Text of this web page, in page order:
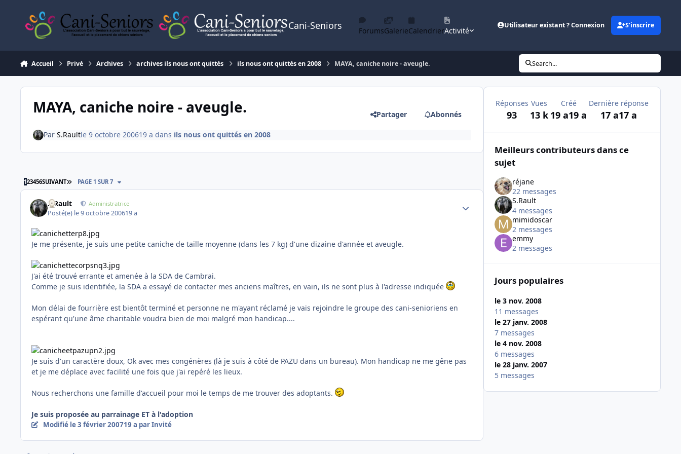
Cani-Seniors ForumsGalerieCalendrierActivité
Utilisateur existant ? Connexion S’inscrire
Accueil Privé Archives archives ils nous ont quittés ils nous ont quittés en 2008 MAYA, caniche noire - aveugle. Search...
MAYA, caniche noire - aveugle. Partager Abonnés
Par S.Raultle 9 octobre 200619 a dans ils nous ont quittés en 2008
123456SUIVANT DERNIÈRE PAGE
PAGE 1 SUR 7
S.Rault Administratrice
Posté(e) le 9 octobre 200619 a
Author stats
Je me présente, je suis une petite caniche de taille moyenne (dans les 7 kg) d'une dizaine d'année et aveugle.
J'ai été trouvé errante et amenée à la SDA de Cambrai.
Comme je suis identifiée, la SDA a essayé de contacter mes anciens maîtres, en vain, ils ne sont plus à l'adresse indiquée
Mon délai de fourrière est bientôt terminé et personne ne m'ayant réclamé je vais rejoindre le groupe des cani-senioriens en
espérant qu'une âme charitable voudra bien de moi malgré mon handicap....
Je suis d'un caractère doux, Ok avec mes congénères (là je suis à côté de PAZU dans un bureau). Mon handicap ne me gêne pas
et je me déplace avec facilité une fois que j'ai repéré les lieux.
Nous recherchons une famille d'accueil pour moi le temps de me trouver des adoptants.
Je suis proposée au parrainage ET à l'adoption
Modifié le 3 février 200719 a par Invité
Réponses
93
Vues
13 k
Créé
19 a19 a
Dernière réponse
17 a17 a
Meilleurs contributeurs dans ce
sujet
réjane
22 messages
S.Rault
4 messages
mimidoscar
2 messages
emmy
2 messages
Jours populaires
le 3 nov. 2008
11 messages
le 27 janv. 2008
7 messages
le 4 nov. 2008
6 messages
le 28 janv. 2007
5 messages